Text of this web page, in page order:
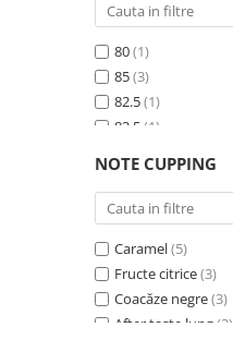
80(1)
85(3)
82.5(1)
83.5 (1)
86.5 (1)
82.25 (1)
NOTE CUPPING
Caramel(5)
Fructe citrice(3)
Coacăze negre(3)
After taste lung (3)